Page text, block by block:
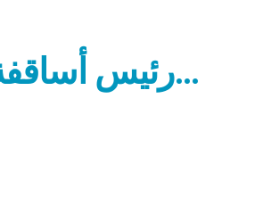
رئيس أساقفة بغداد: الحرب الأهلية قد تبشر بالنهاية…